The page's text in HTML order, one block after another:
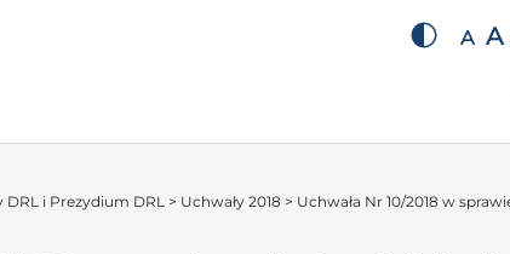
A A
DRL i Prezydium DRL > Uchwały 2018 > Uchwała Nr 10/2018 w